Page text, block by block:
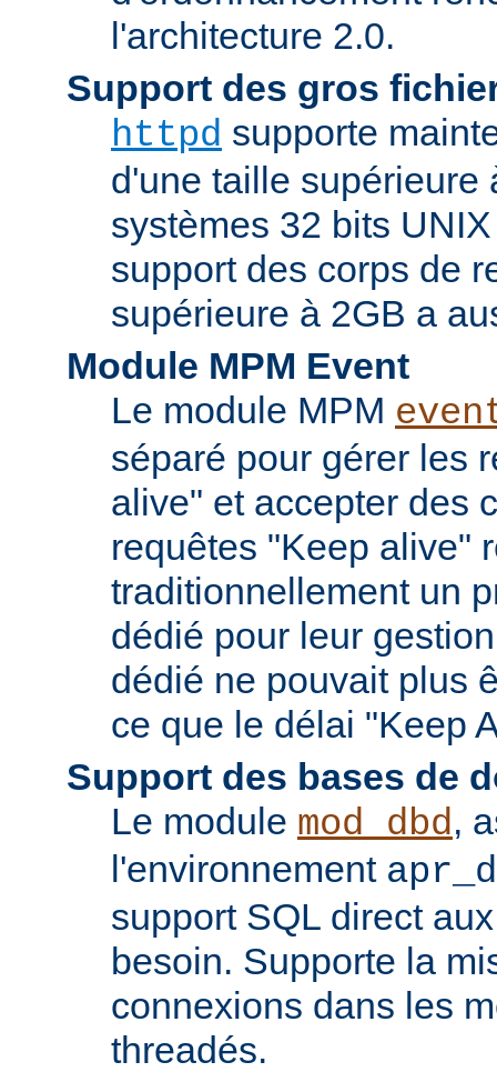
l'architecture 2.0.
Support des gros
httpd supporte
d'une taille supérieure
systèmes 32 bits
support des corps de
supérieure à 2GB a
Module MPM Event
Le module MPM
séparé pour gérer les
alive" et accepter des
requêtes "Keep alive"
traditionnellement un
dédié pour leur
dédié ne pouvait plus
ce que le délai "Keep
Support des bases de
Le module mod_dbd,
l'environnement
support SQL direct
besoin. Supporte la
connexions dans les
threadés.